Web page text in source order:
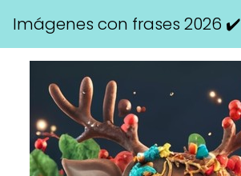
Imágenes con frases 2026 ✔️